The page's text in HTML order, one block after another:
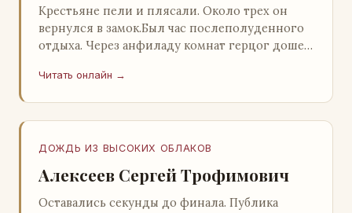
Крестьяне пели и плясали. Около трех он
вернулся в замок.Был час послеполуденного
отдыха. Через анфиладу комнат герцог дошел
во…
Читать онлайн →
ДОЖДЬ ИЗ ВЫСОКИХ ОБЛАКОВ
Алексеев Сергей Трофимович
Оставались секунды до финала. Публика